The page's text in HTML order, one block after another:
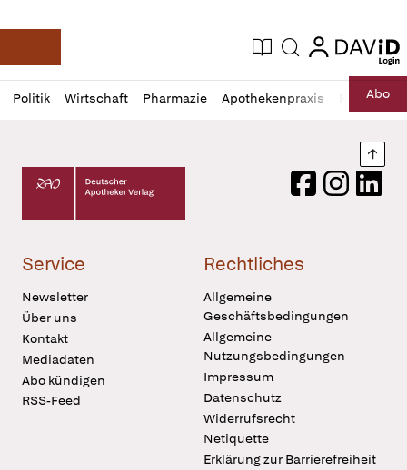
Deutsche Apotheker Zeitung
Aktuelle Ausgabe
Suche login
login
Politik Wirtschaft Pharmazie Apothekenpraxis RechtAbo
Profil
öffnen
Daz
Pur
Deutscher Apotheker Verlag Logo
FacebookInstagram
Service
Newsletter
Über uns
Kontakt
Mediadaten
Abo kündigen
RSS-Feed
Rechtliches
Allgemeine
Geschäftsbedingungen
Allgemeine
Nutzungsbedingungen
Impressum
Datenschutz
Widerrufsrecht
Netiquette
Erklärung zur Barrierefreiheit